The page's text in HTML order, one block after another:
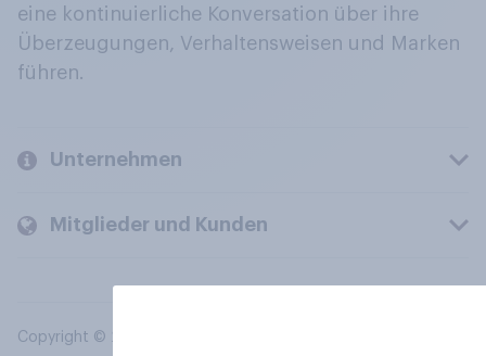
eine kontinuierliche Konversation über ihre
Überzeugungen, Verhaltensweisen und Marken
führen.
Unternehmen
Mitglieder und Kunden
Copyright © 2026 YouGov PLC. Alle Rechte vorbehalten.